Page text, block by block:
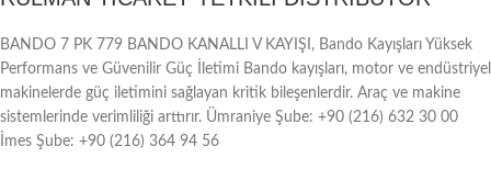
BANDO 7 PK 779 BANDO KANALLI V KAYIŞI, Bando Kayışları Yüksek
Performans ve Güvenilir Güç İletimi Bando kayışları, motor ve endüstriyel
makinelerde güç iletimini sağlayan kritik bileşenlerdir. Araç ve makine
sistemlerinde verimliliği arttırır. Ümraniye Şube: +90 (216) 632 30 00
İmes Şube: +90 (216) 364 94 56